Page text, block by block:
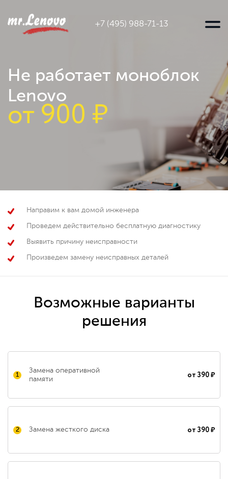
+7 (495) 988-71-13
Не работает моноблок
Lenovo
от900 ₽
Направим к вам домой инженера
Проведем действительно бесплатную диагностику
Выявить причину неисправности
Произведем замену неисправных деталей
Возможные варианты
решения
1
Замена оперативной
памяти
от 390 ₽
2 Замена жесткого диска от 390 ₽